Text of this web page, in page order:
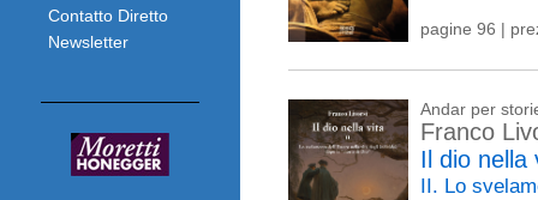
Contatto Diretto
Newsletter
pagine 96 |
Andar per
Franco
Il dio nella
II. Lo